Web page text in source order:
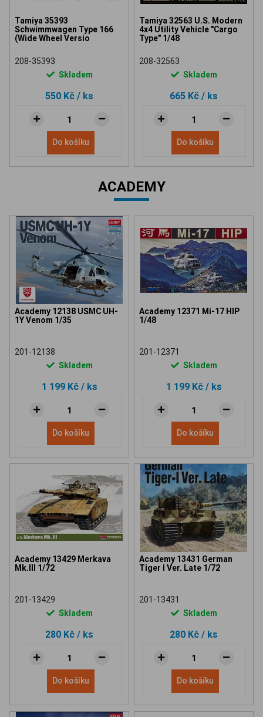
Tamiya 35393
Schwimmwagen Type 166
(Wide Wheel Versio
208-35393
Skladem
550 Kč / ks
Do košíku
Tamiya 32563 U.S. Modern
4x4 Utility Vehicle "Cargo
Type" 1/48
208-32563
Skladem
665 Kč / ks
Do košíku
ACADEMY
Academy 12138 USMC UH-
1Y Venom 1/35
201-12138
Skladem
1 199 Kč / ks
Do košíku
Academy 12371 Mi-17 HIP
1/48
201-12371
Skladem
1 199 Kč / ks
Do košíku
Academy 13429 Merkava
Mk.III 1/72
201-13429
Skladem
280 Kč / ks
Do košíku
Academy 13431 German
Tiger I Ver. Late 1/72
201-13431
Skladem
280 Kč / ks
Do košíku